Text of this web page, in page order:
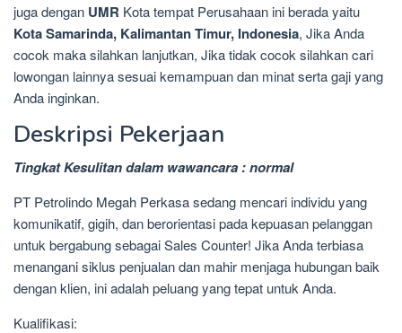
juga dengan UMR Kota tempat Perusahaan ini berada yaitu
Kota Samarinda, Kalimantan Timur, Indonesia, Jika Anda
cocok maka silahkan lanjutkan, Jika tidak cocok silahkan cari
lowongan lainnya sesuai kemampuan dan minat serta gaji yang
Anda inginkan.
Deskripsi Pekerjaan
Tingkat Kesulitan dalam wawancara : normal
PT Petrolindo Megah Perkasa sedang mencari individu yang
komunikatif, gigih, dan berorientasi pada kepuasan pelanggan
untuk bergabung sebagai Sales Counter! Jika Anda terbiasa
menangani siklus penjualan dan mahir menjaga hubungan baik
dengan klien, ini adalah peluang yang tepat untuk Anda.
Kualifikasi: